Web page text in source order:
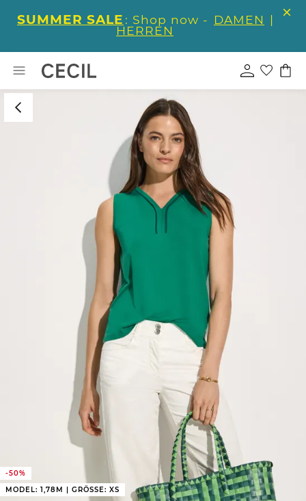
SUMMER SALE : Shop now - DAMEN |
HERREN
-50%
MODEL: 1,78M | GRÖSSE: XS